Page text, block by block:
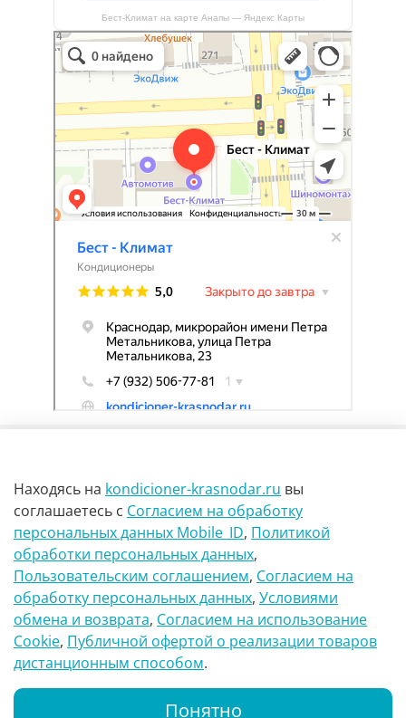
Бест-Климат на карте Анапы — Яндекс Карты
Бест-климат
Кондиционеры в Краснодаре
г Краснодар Ул Петра метальникова 23
8(900)29-888-66
info@kondicioner-krasnodar.ru
Находясь на kondicioner-krasnodar.ru вы
соглашаетесь с Согласием на обработку
персональных данных Mobile_ID, Политикой
обработки персональных данных,
Пользовательским соглашением, Согласием на
обработку персональных данных, Условиями
обмена и возврата, Согласием на использование
Сookie, Публичной офертой о реализации товаров
дистанционным способом.
Понятно